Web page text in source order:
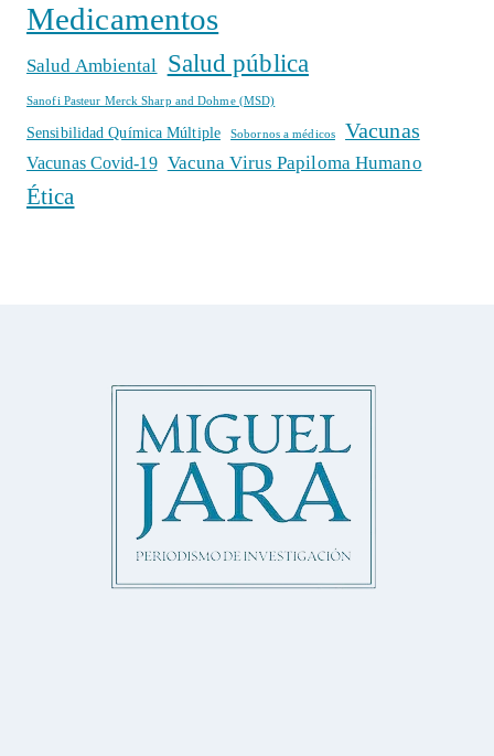
Medicamentos
Salud Ambiental Salud pública
Sanofi Pasteur Merck Sharp and Dohme (MSD)
Sensibilidad Química Múltiple Sobornos a médicos Vacunas
Vacunas Covid-19 Vacuna Virus Papiloma Humano
Ética